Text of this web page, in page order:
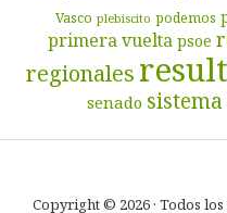
Vasco plebiscito podemos
primera vuelta psoe
regionales
senado
Copyright © 2026 · Todos